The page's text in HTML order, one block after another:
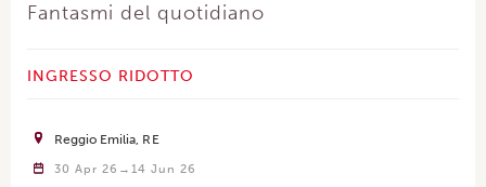
Fantasmi del quotidiano
INGRESSO RIDOTTO
Reggio Emilia RE
30 Apr 26 14 Jun 26